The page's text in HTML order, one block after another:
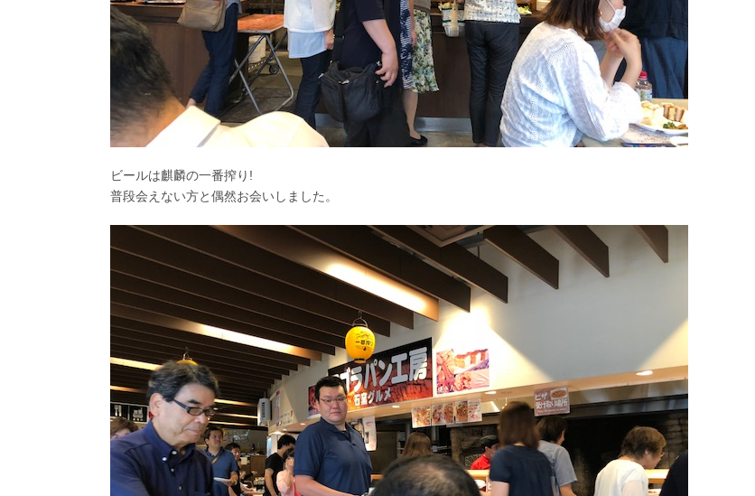
ビールは麒麟の一番搾り!
普段会えない方と偶然お会いしました。